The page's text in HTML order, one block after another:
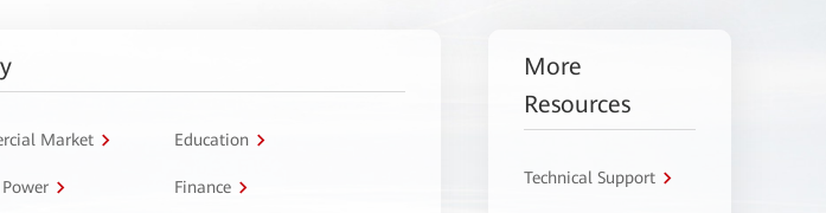
Market Education
Finance
More
Resources
Technical Support